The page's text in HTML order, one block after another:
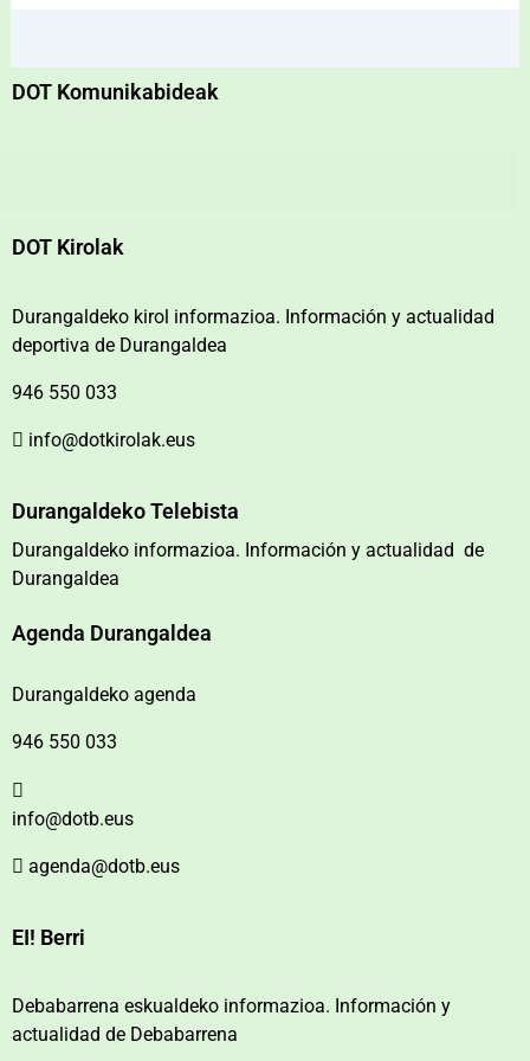
DOT Komunikabideak
DOT Kirolak
Durangaldeko kirol informazioa. Información y actualidad
deportiva de Durangaldea
946 550 033
info@dotkirolak.eus
Durangaldeko Telebista
Durangaldeko informazioa. Información y actualidad de
Durangaldea
Agenda Durangaldea
Durangaldeko agenda
946 550 033
info@dotb.eus
agenda@dotb.eus
EI! Berri
Debabarrena eskualdeko informazioa. Información y
actualidad de Debabarrena